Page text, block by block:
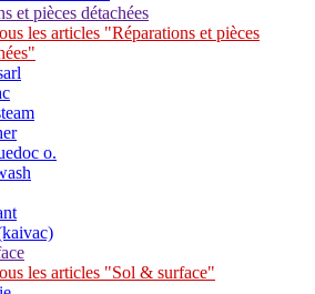
et pièces détachées
les articles "Réparations et pièces
o.
les articles "Sol & surface"